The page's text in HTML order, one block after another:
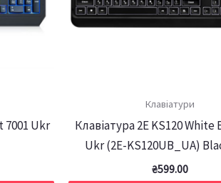
7001 Ukr
Клавіатури
Клавіатура 2E KS120
Ukr (2E-KS120UB_UA)
₴599.00